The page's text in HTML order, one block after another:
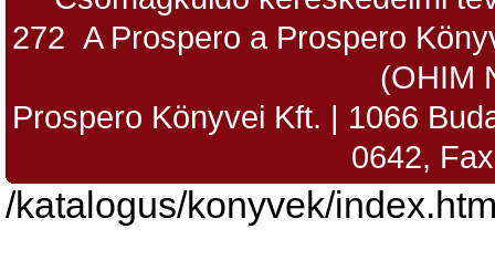
272 A Prospero a Prospero
(OHIM
Prospero Könyvei Kft. | 1066
0642,
/katalogus/konyvek/